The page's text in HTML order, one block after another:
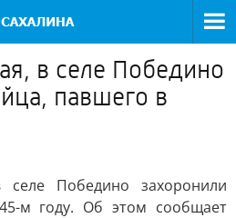
в селе Победино
павшего в
Победино захоронили
м году. Об этом сообщает